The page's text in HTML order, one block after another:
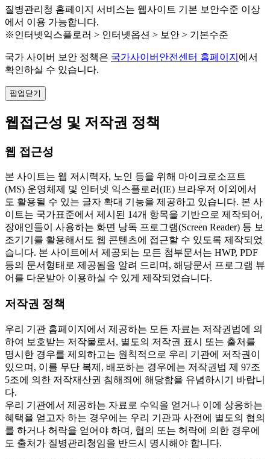
질병관리청 홈페이지 서비스는 웹사이트 기본 보안수준 이상
에서 이용 가능합니다.
※인터넷익스플로러 > 인터넷옵션 > 보안 > 기본수준
국가 사이버 보안 정책은 국가사이버안전센터 홈페이지 에서
확인하실 수 있습니다.
팝업닫기
웹접근성 및 저작권 정책
웹 접근성
본 사이트는 웹 저시력자, 노인 등을 위해 마이크로소프트
(MS) 운영체제 및 인터넷 익스플로러(IE) 브라우저 이외에서
도 활용될 수 있는 글자 확대 기능을 제공하고 있습니다. 본 사
이트는 국가표준에서 제시된 14개 항목을 기반으로 제작되어,
장애인들이 사용하는 화면 낭독 프로그램(Screen Reader) 등 보
조기기를 활용해서도 웹 콘텐츠에 접근할 수 있도록 제작되었
습니다. 본 사이트에서 제공되는 모든 첨부문서는 HWP, PDF
등의 문서형태로 제공됨을 알려 드리며, 해당문서 프로그램 뷰
어를 다운받아 이용하실 수 있게 제작되었습니다.
저작권 정책
우리 기관 홈페이지에서 제공하는 모든 자료는 저작권법에 의
하여 보호받는 저작물로서, 별도의 저작권 표시 또는 출처를
명시한 경우를 제외하고는 원칙적으로 우리 기관에 저작권이
있으며, 이를 무단 복제, 배포하는 경우에는 저작권법 제 97조
5조에 의한 저작재산권 침해죄에 해당함을 유념하시기 바랍니
다.
우리 기관에서 제공하는 자료로 수익을 얻거나 이에 상응하는
혜택을 얻고자 하는 경우에는 우리 기관과 사전에 별도의 협의
를 하거나 허락을 얻어야 하며, 협의 또는 허락에 의한 경우에
도 출처가 질병관리청임을 반드시 명시해야 합니다.